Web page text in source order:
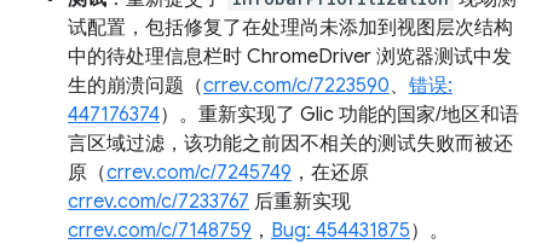
试配置，包括修复了在处理尚未添加到视图层次结构
中的待处理信息栏时 ChromeDriver 浏览器测试中发
生的崩溃问题（crrev.com/c/7223590、 错误:
447176374）。重新实现了 Glic 功能的国家/地区和语
言区域过滤，该功能之前因不相关的测试失败而被还
原（crrev.com/c/7245749 ，在还原
crrev.com/c/7233767 后重新实现
crrev.com/c/7148759 ， Bug: 454431875）。